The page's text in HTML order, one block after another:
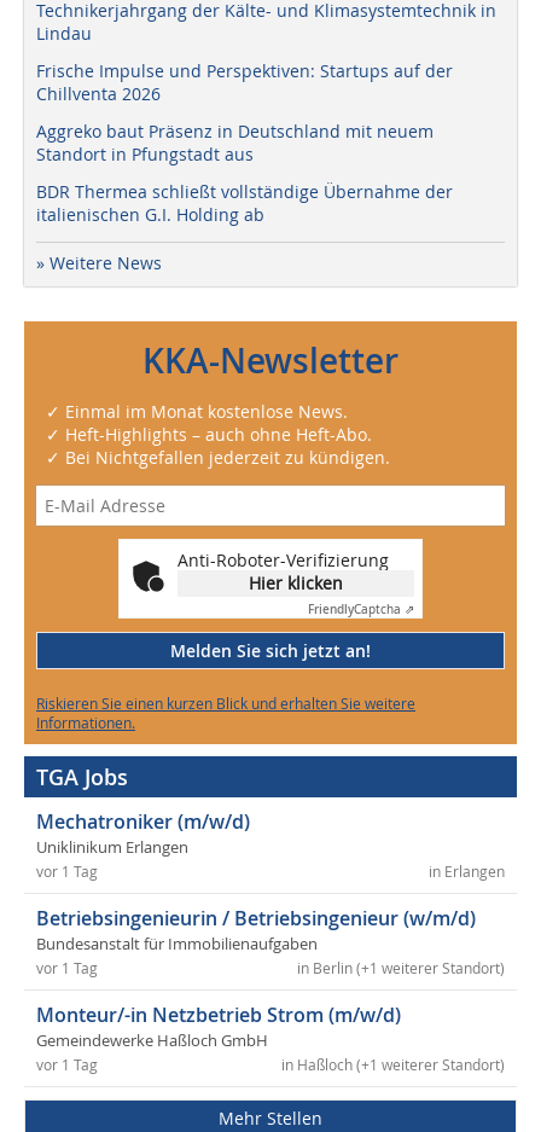
Technikerjahrgang der Kälte- und Klimasystemtechnik in
Lindau
Frische Impulse und Perspektiven: Startups auf der
Chillventa 2026
Aggreko baut Präsenz in Deutschland mit neuem
Standort in Pfungstadt aus
BDR Thermea schließt vollständige Übernahme der
italienischen G.I. Holding ab
» Weitere News
KKA-Newsletter
✓ Einmal im Monat kostenlose News.
✓ Heft-Highlights – auch ohne Heft-Abo.
✓ Bei Nichtgefallen jederzeit zu kündigen.
Anti-Roboter-Verifizierung
Hier klicken
FriendlyCaptcha ⇗
Melden Sie sich jetzt an!
Riskieren Sie einen kurzen Blick und erhalten Sie weitere
Informationen.
TGA Jobs
Mechatroniker (m/w/d)
Uniklinikum Erlangen
in Erlangen
vor 1 Tag
Betriebsingenieurin / Betriebsingenieur (w/m/d)
Bundesanstalt für Immobilienaufgaben
in Berlin (+1 weiterer Standort)
vor 1 Tag
Monteur/-in Netzbetrieb Strom (m/w/d)
Gemeindewerke Haßloch GmbH
in Haßloch (+1 weiterer Standort)
vor 1 Tag
Mehr Stellen